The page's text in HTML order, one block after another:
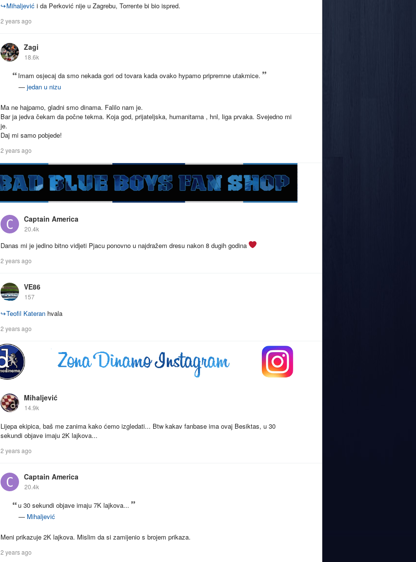
↪Mihaljević i da Perković nije u Zagrebu, Torrente bi bio ispred.
2 years ago
Zagi
18.6k
Imam osjecaj da smo nekada gori od tovara kada ovako hypamo pripremne utakmice.
— jedan u nizu
Ma ne hajpamo, gladni smo dinama. Falilo nam je.
Bar ja jedva čekam da počne tekma. Koja god, prijateljska, humanitarna , hnl, liga prvaka. Svejedno mi
je.
Daj mi samo pobjede!
2 years ago
Captain America
20.4k
Danas mi je jedino bitno vidjeti Pjacu ponovno u najdražem dresu nakon 8 dugih godina
2 years ago
VE86
157
↪Teofil Kateran hvala
2 years ago
Mihaljević
14.9k
Lijepa ekipica, baš me zanima kako ćemo izgledati... Btw kakav fanbase ima ovaj Besiktas, u 30
sekundi objave imaju 2K lajkova...
2 years ago
Captain America
20.4k
u 30 sekundi objave imaju 7K lajkova...
— Mihaljević
Meni prikazuje 2K lajkova. Mislim da si zamijenio s brojem prikaza.
2 years ago